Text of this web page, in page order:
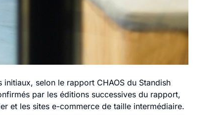
selon le rapport CHAOS du Standish
par les éditions successives du rapport,
et les sites e-commerce de taille intermédiaire.